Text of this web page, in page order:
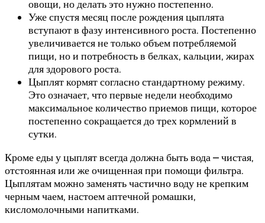
овощи, но делать это нужно постепенно.
Уже спустя месяц после рождения цыплята
вступают в фазу интенсивного роста. Постепенно
увеличивается не только объем потребляемой
пищи, но и потребность в белках, кальции, жирах
для здорового роста.
Цыплят кормят согласно стандартному режиму.
Это означает, что первые недели необходимо
максимальное количество приемов пищи, которое
постепенно сокращается до трех кормлений в
сутки.
Кроме еды у цыплят всегда должна быть вода – чистая,
отстоянная или же очищенная при помощи фильтра.
Цыплятам можно заменять частично воду не крепким
черным чаем, настоем аптечной ромашки,
кисломолочными напитками.